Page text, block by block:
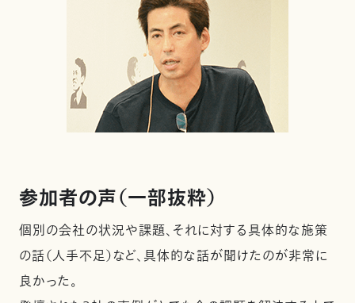
参加者の声（一部抜粋）
個別の会社の状況や課題、それに対する具体的な施策
の話（人手不足）など、具体的な話が聞けたのが非常に
良かった。